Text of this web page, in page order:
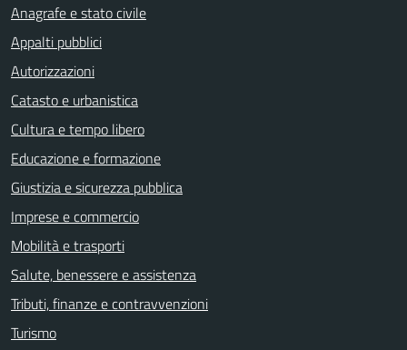
Anagrafe e stato civile
Appalti pubblici
Autorizzazioni
Catasto e urbanistica
Cultura e tempo libero
Educazione e formazione
Giustizia e sicurezza pubblica
Imprese e commercio
Mobilità e trasporti
Salute, benessere e assistenza
Tributi, finanze e contravvenzioni
Turismo